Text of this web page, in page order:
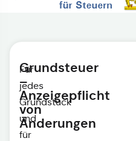
Grundsteuer
–
Anzeigepflicht
von
Änderungen
Für
jedes
Grundstück
und
für